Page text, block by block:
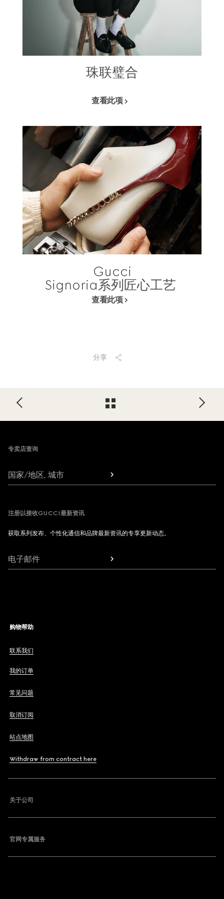
珠联璧合
查看此项
Gucci
Signoria系列匠心工艺
查看此项
分享
Footer
专卖店查询
国家/地区, 城市
注册以接收GUCCI最新资讯
获取系列发布、个性化通信和品牌最新资讯的专享更新动态。
电子邮件
购物帮助
联系我们
我的订单
常见问题
取消订阅
站点地图
Withdraw from contract here
关于公司
官网专属服务